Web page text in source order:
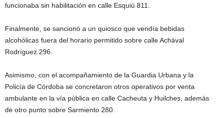
funcionaba sin habilitación en calle Esquiú 811.
Finalmente, se sancionó a un quiosco que vendía bebidas
alcohólicas fuera del horario permitido sobre calle Achával
Rodríguez 296.
Asimismo, con el acompañamiento de la Guardia Urbana y la
Policía de Córdoba se concretaron otros operativos por venta
ambulante en la vía pública en calle Cacheuta y Huilches, además
de otro punto sobre Sarmiento 280.